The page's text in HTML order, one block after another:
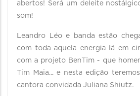
abertos! Será um deleite
som!
Leandro Léo e banda estão
com toda aquela energia lá em
com a projeto BenTim - que
Tim Maia... e nesta edição
cantora convidada Juliana Shiutz.